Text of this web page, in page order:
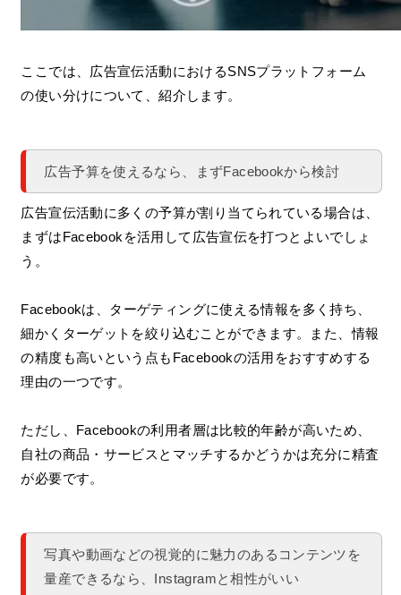
ここでは、広告宣伝活動におけるSNSプラットフォーム
の使い分けについて、紹介します。
広告予算を使えるなら、まずFacebookから検討
広告宣伝活動に多くの予算が割り当てられている場合は、
まずはFacebookを活用して広告宣伝を打つとよいでしょ
う。
Facebookは、ターゲティングに使える情報を多く持ち、
細かくターゲットを絞り込むことができます。また、情報
の精度も高いという点もFacebookの活用をおすすめする
理由の一つです。
ただし、Facebookの利用者層は比較的年齢が高いため、
自社の商品・サービスとマッチするかどうかは充分に精査
が必要です。
写真や動画などの視覚的に魅力のあるコンテンツを
量産できるなら、Instagramと相性がいい